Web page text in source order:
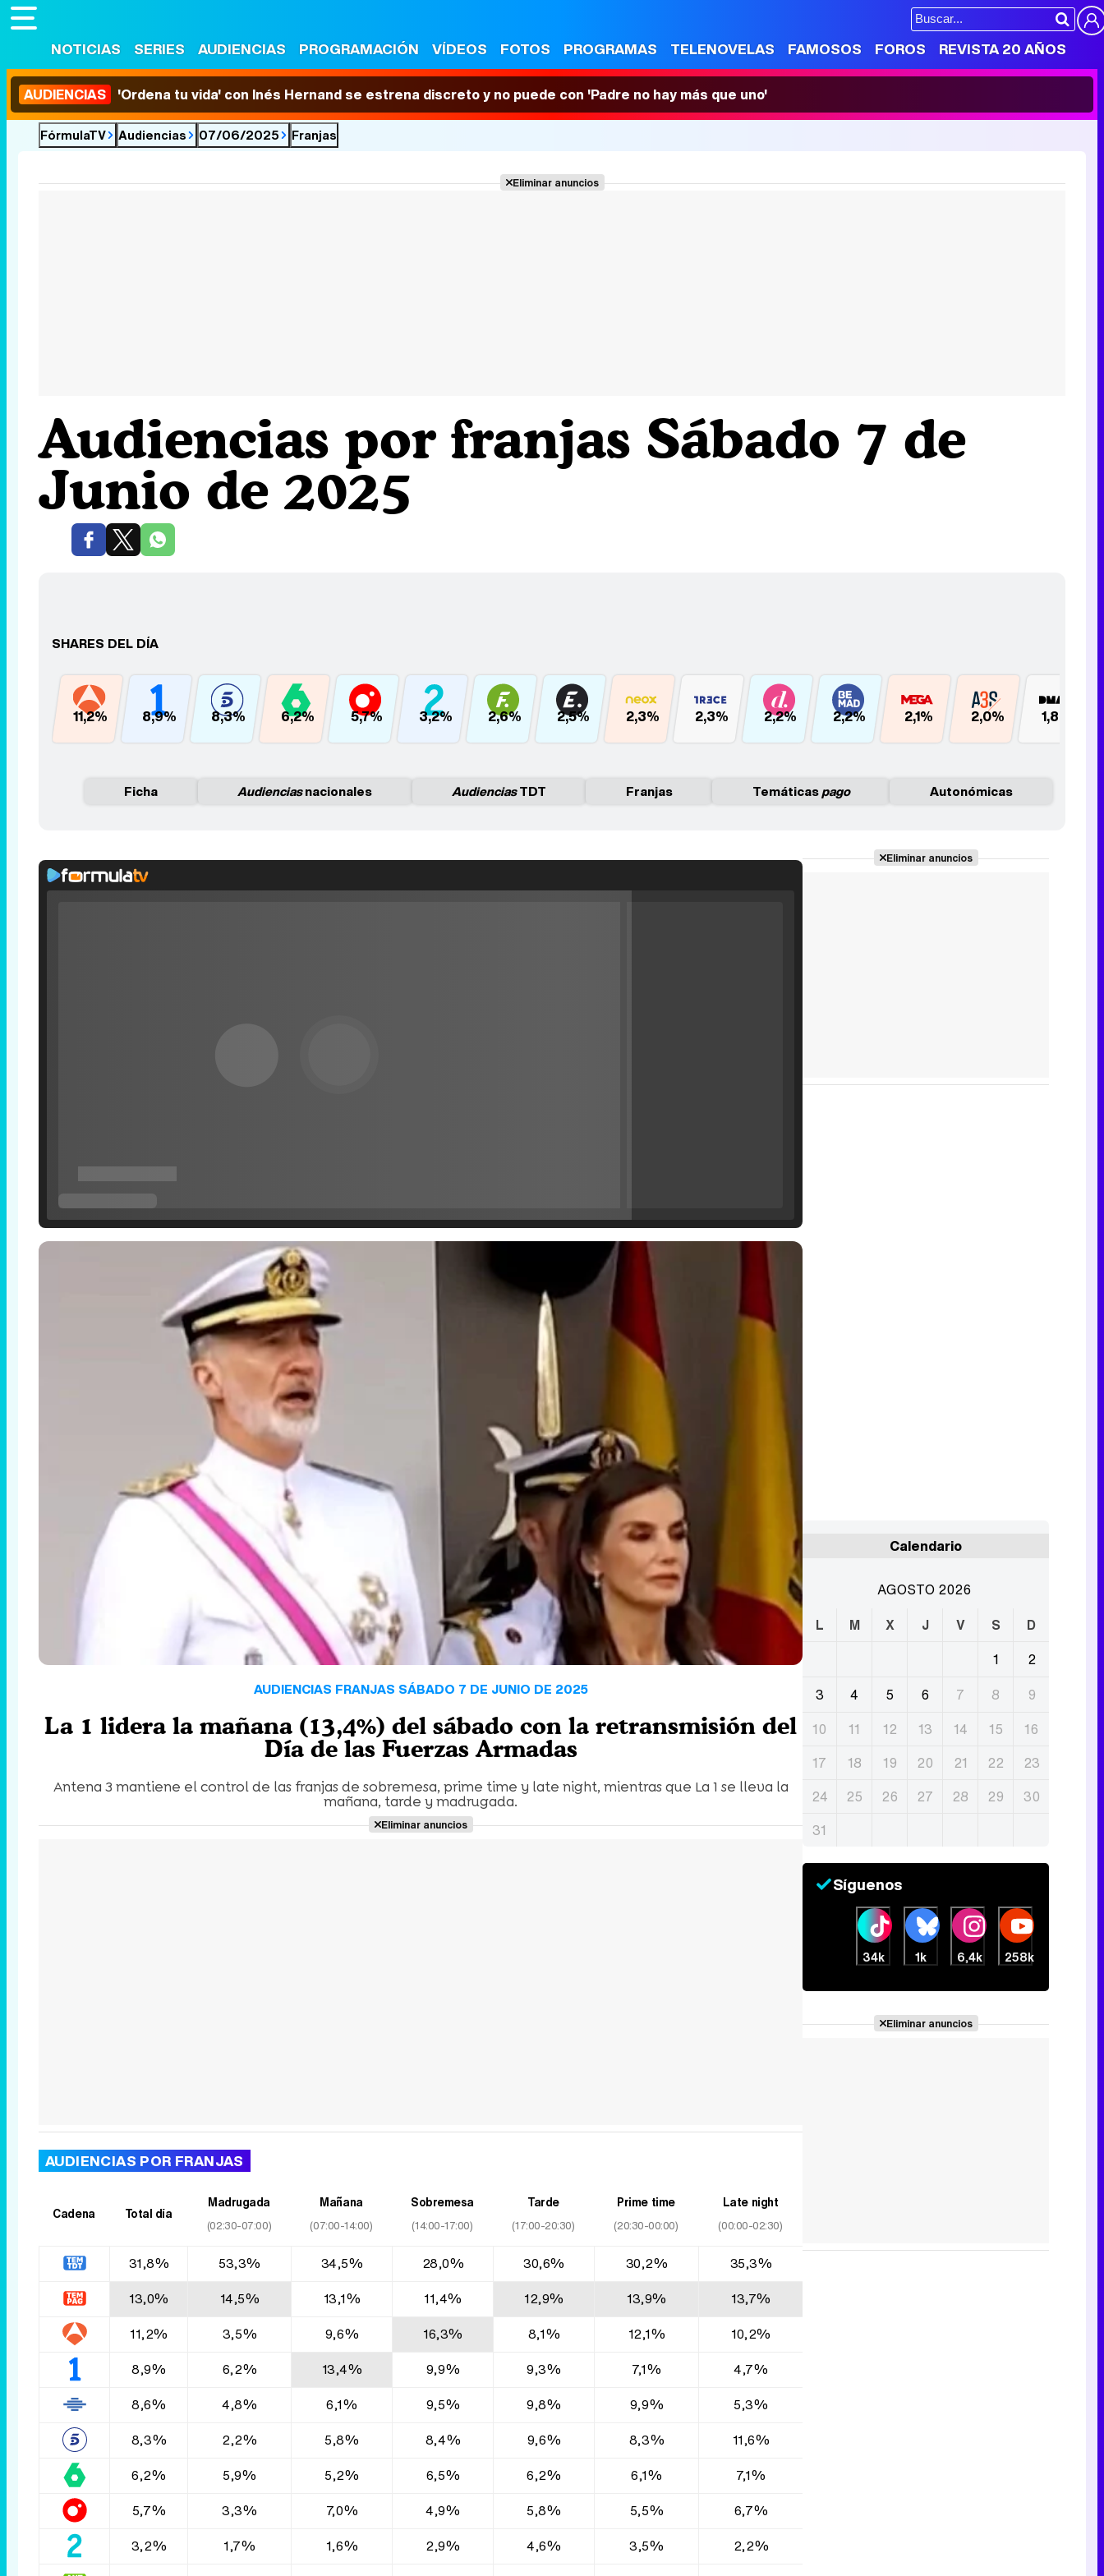
NOTICIAS SERIES AUDIENCIAS PROGRAMACIÓN VÍDEOS FOTOS PROGRAMAS TELENOVELAS FAMOSOS FOROS REVISTA 20 AÑOS
AUDIENCIAS 'Ordena tu vida' con Inés Hernand se estrena discreto y no puede con 'Padre no hay más que uno'
FórmulaTV Audiencias 07/06/2025 Franjas
Eliminar anuncios
Audiencias por franjas Sábado 7 de
Junio de 2025
SHARES DEL DÍA
11,2% 8,9% 8,3% 6,2% 5,7% 3,2% 2,6% 2,5% 2,3% 2,3% 2,2% 2,2% 2,1% 2,0% 1,8%
Ficha Audienciasnacionales AudienciasTDT Franjas Temáticaspago Autonómicas
AUDIENCIAS FRANJAS SÁBADO 7 DE JUNIO DE 2025
La 1 lidera la mañana (13,4%) del sábado con la retransmisión del
Día de las Fuerzas Armadas
Antena 3 mantiene el control de las franjas de sobremesa, prime time y late night, mientras que La 1 se lleva la
mañana, tarde y madrugada.
Eliminar anuncios
AUDIENCIAS POR FRANJAS
Cadena Total día
Madrugada
(02:30-07:00)
Mañana
(07:00-14:00)
Sobremesa
(14:00-17:00)
Tarde
(17:00-20:30)
Prime time
(20:30-00:00)
Late night
(00:00-02:30)
31,8% 53,3% 34,5% 28,0% 30,6% 30,2%
35,3%
13,0%
14,5% 13,1% 11,4% 12,9% 13,9%
13,7%
11,2%
3,5% 9,6% 16,3% 8,1% 12,1%
10,2%
8,9%
6,2% 13,4% 9,9% 9,3% 7,1%
4,7%
8,6%
4,8% 6,1% 9,5% 9,8% 9,9%
5,3%
8,3%
2,2% 5,8% 8,4% 9,6% 8,3%
11,6%
6,2%
5,9% 5,2% 6,5% 6,2% 6,1%
7,1%
5,7%
3,3% 7,0% 4,9% 5,8% 5,5%
6,7%
3,2%
1,7% 1,6% 2,9% 4,6% 3,5%
2,2%
Eliminar anuncios
Calendario
AGOSTO 2026
L
M X J V S
D
1
2
3
4 5 6 7 8
9
10
11 12 13 14 15
16
17
18 19 20 21 22
23
24
25 26 27 28 29
30
31
Síguenos
34k 1k 6,4k 258k
Eliminar anuncios